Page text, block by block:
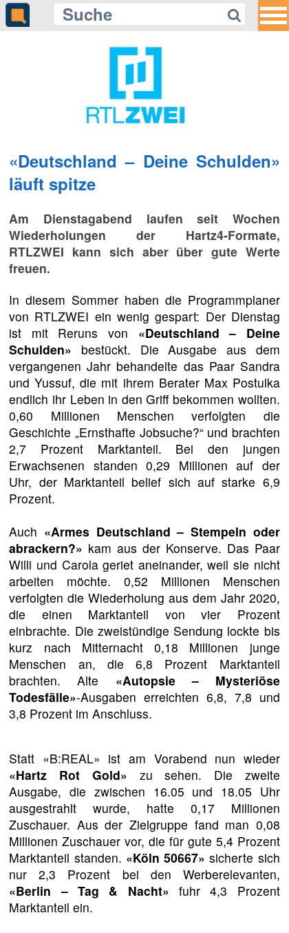
«Deutschland – Deine Schulden»
läuft spitze
Am Dienstagabend laufen seit Wochen
Wiederholungen der Hartz4-Formate,
RTLZWEI kann sich aber über gute Werte
freuen.
In diesem Sommer haben die Programmplaner
von RTLZWEI ein wenig gespart: Der Dienstag
ist mit Reruns von «Deutschland – Deine
Schulden» bestückt. Die Ausgabe aus dem
vergangenen Jahr behandelte das Paar Sandra
und Yussuf, die mit ihrem Berater Max Postulka
endlich ihr Leben in den Griff bekommen wollten.
0,60 Millionen Menschen verfolgten die
Geschichte „Ernsthafte Jobsuche?“ und brachten
2,7 Prozent Marktanteil. Bei den jungen
Erwachsenen standen 0,29 Millionen auf der
Uhr, der Marktanteil belief sich auf starke 6,9
Prozent.
Auch «Armes Deutschland – Stempeln oder
abrackern?» kam aus der Konserve. Das Paar
Willi und Carola geriet aneinander, weil sie nicht
arbeiten möchte. 0,52 Millionen Menschen
verfolgten die Wiederholung aus dem Jahr 2020,
die einen Marktanteil von vier Prozent
einbrachte. Die zweistündige Sendung lockte bis
kurz nach Mitternacht 0,18 Millionen junge
Menschen an, die 6,8 Prozent Marktanteil
brachten. Alte «Autopsie – Mysteriöse
Todesfälle»-Ausgaben erreichten 6,8, 7,8 und
3,8 Prozent im Anschluss.
Statt «B:REAL» ist am Vorabend nun wieder
«Hartz Rot Gold» zu sehen. Die zweite
Ausgabe, die zwischen 16.05 und 18.05 Uhr
ausgestrahlt wurde, hatte 0,17 Millionen
Zuschauer. Aus der Zielgruppe fand man 0,08
Millionen Zuschauer vor, die für gute 5,4 Prozent
Marktanteil standen. «Köln 50667» sicherte sich
nur 2,3 Prozent bei den Werberelevanten,
«Berlin – Tag & Nacht» fuhr 4,3 Prozent
Marktanteil ein.